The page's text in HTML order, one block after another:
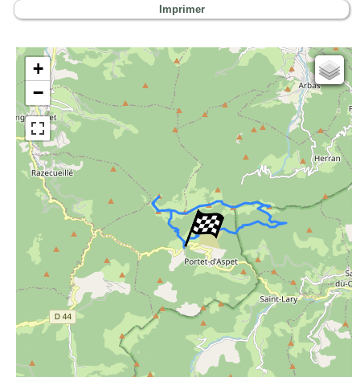
Imprimer
+
−
Cartes IGN
Open Topo Map
Open Street Map
ESRI Word Imagery
Photographies aériennes